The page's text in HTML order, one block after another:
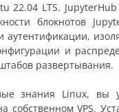
22.04 LTS.
блокнотов
аутентификации,
и
развертывания.
знания Linux, вы
собственном VPS.